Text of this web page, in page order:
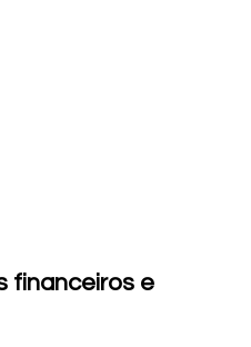
financeiros e